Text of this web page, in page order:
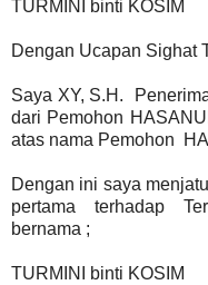
TURMINI binti KOSIM
Dengan Ucapan Sighat
Saya XY, S.H.
dari Pemohon
atas nama Pemohon
Dengan ini saya
pertama terhadap
bernama ;
TURMINI binti KOSIM